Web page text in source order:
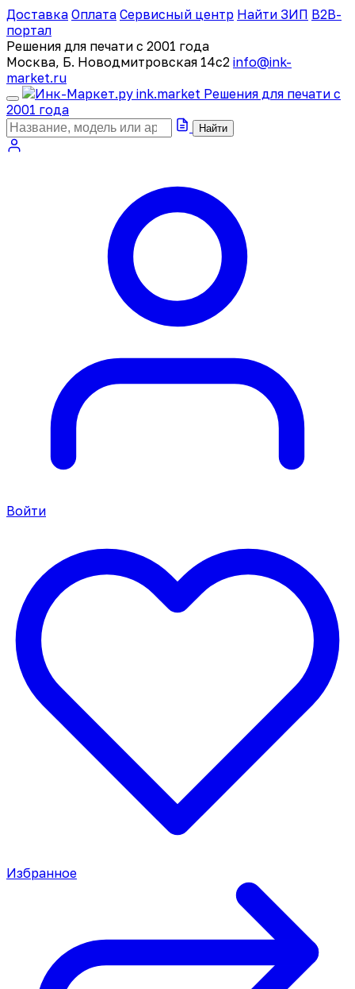
Доставка Оплата Сервисный центр Найти ЗИП B2B-
портал
Решения для печати с 2001 года
Москва, Б. Новодмитровская 14с2 info@ink-
market.ru
ink.market Решения для печати с
2001 года
Найти
Войти
Избранное